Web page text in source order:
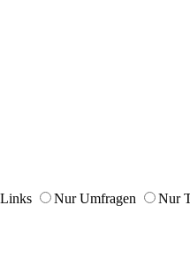
Nur Umfragen
Nur